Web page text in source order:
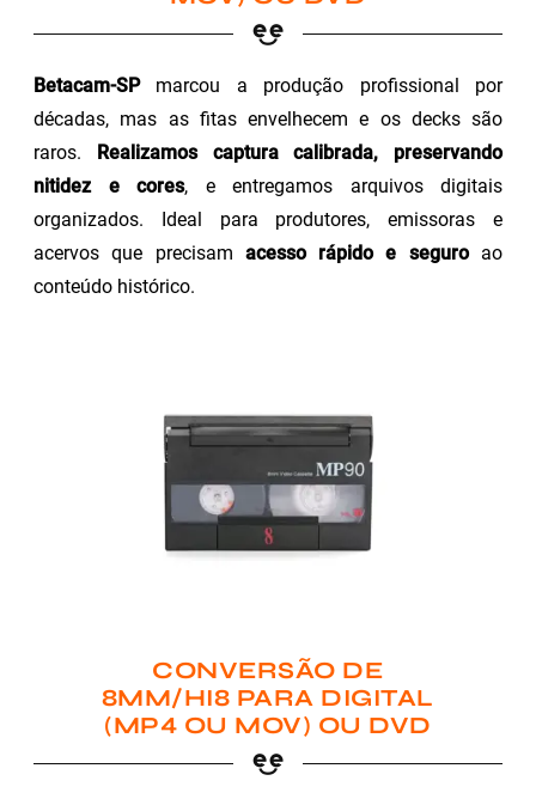
Betacam-SPmarcou a produção profissional por
décadas, mas as fitas envelhecem e os decks são
raros.
Realizamos captura calibrada, preservando
nitidez e cores, e entregamos arquivos digitais
organizados. Ideal para produtores, emissoras e
acervos que precisam acesso rápido e seguroao
conteúdo histórico.
CONVERSÃO DE
8MM/HI8 PARA DIGITAL
(MP4 OU MOV) OU DVD